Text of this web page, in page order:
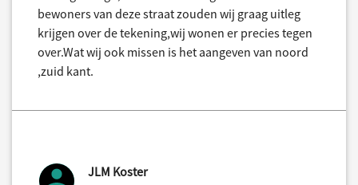
bewoners van deze straat zouden wij graag uitleg
krijgen over de tekening,wij wonen er precies tegen
over.Wat wij ook missen is het aangeven van noord
,zuid kant.
JLM Koster